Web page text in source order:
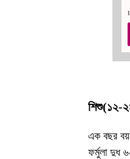
শিশু(১২-
এক বছর
ফর্মুলা দুধ